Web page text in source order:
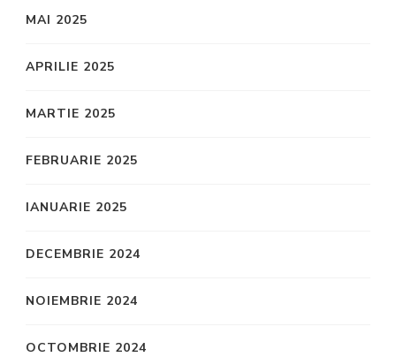
MAI 2025
APRILIE 2025
MARTIE 2025
FEBRUARIE 2025
IANUARIE 2025
DECEMBRIE 2024
NOIEMBRIE 2024
OCTOMBRIE 2024